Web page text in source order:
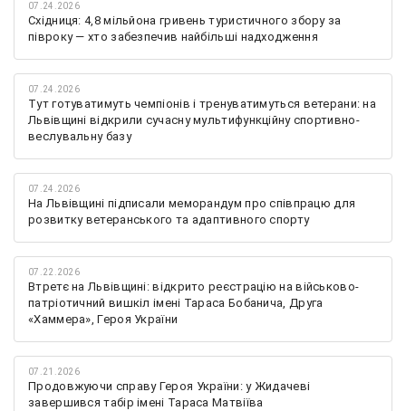
07.24.2026
Східниця: 4,8 мільйона гривень туристичного збору за
півроку — хто забезпечив найбільші надходження
07.24.2026
Тут готуватимуть чемпіонів і тренуватимуться ветерани: на
Львівщині відкрили сучасну мультифункційну спортивно-
веслувальну базу
07.24.2026
На Львівщині підписали меморандум про співпрацю для
розвитку ветеранського та адаптивного спорту
07.22.2026
Втретє на Львівщині: відкрито реєстрацію на військово-
патріотичний вишкіл імені Тараса Бобанича, Друга
«Хаммера», Героя України
07.21.2026
Продовжуючи справу Героя України: у Жидачеві
завершився табір імені Тараса Матвіїва